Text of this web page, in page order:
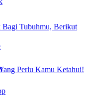
Tubuhmu, Berikut
Perlu Kamu Ketahui!